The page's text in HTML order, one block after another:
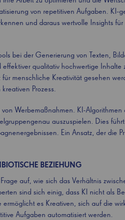
von repetitiven Aufgaben. KI-
und daraus wertvolle Insights für
bei der Generierung von Texten,
qualitativ hochwertige Inhalte
menschliche Kreativität gesehen
Prozess.
Werbemaßnahmen. KI-Algorithmen
auszuspielen. Dies
Ein Ansatz, der die
BEZIEHUNG
auf, wie sich das Verhältnis
sind sich einig, dass KI nicht als
es Kreativen, sich auf die
Aufgaben automatisiert werden.